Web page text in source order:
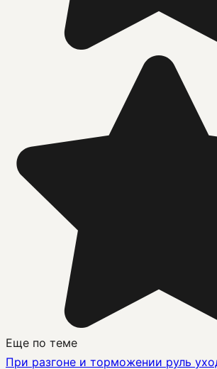
Еще по теме
При разгоне и торможении руль